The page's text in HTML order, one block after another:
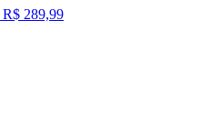
R$ 289,99